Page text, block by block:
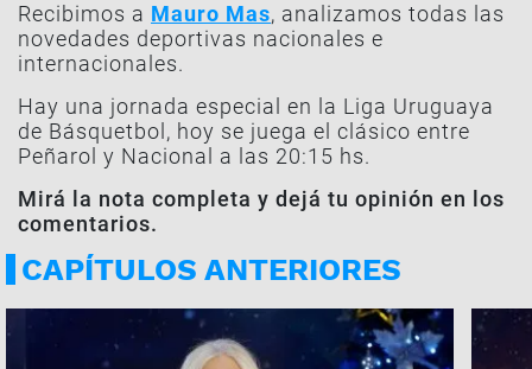
Recibimos a Mauro Mas, analizamos todas las
novedades deportivas nacionales e
internacionales.
Hay una jornada especial en la Liga Uruguaya
de Básquetbol, hoy se juega el clásico entre
Peñarol y Nacional a las 20:15 hs.
Mirá la nota completa y dejá tu opinión en los
comentarios.
CAPÍTULOS ANTERIORES